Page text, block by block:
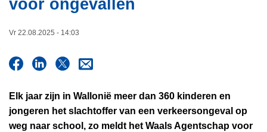
ivoor ongevallen
Vr 22.08.2025 - 14:03
Elk jaar zijn in Wallonië meer dan 360 kinderen en
jongeren het slachtoffer van een verkeersongeval op
weg naar school, zo meldt het Waals Agentschap voor